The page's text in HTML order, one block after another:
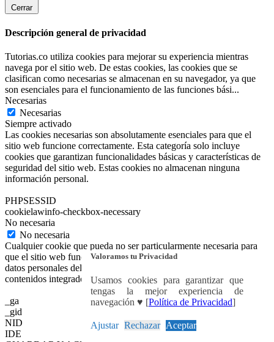
Valoramos tu Privacidad
Usamos cookies para garantizar que
tengas la mejor experiencia de
navegación ♥ [Política de Privacidad]
Ajustar Rechazar Aceptar
Cerrar
Descripción general de privacidad
Tutorias.co utiliza cookies para mejorar su experiencia mientras
navega por el sitio web. De estas cookies, las cookies que se
clasifican como necesarias se almacenan en su navegador, ya que
son esenciales para el funcionamiento de las funciones bási...
Necesarias
Necesarias
Siempre activado
Las cookies necesarias son absolutamente esenciales para que el
sitio web funcione correctamente. Esta categoría solo incluye
cookies que garantizan funcionalidades básicas y características de
seguridad del sitio web. Estas cookies no almacenan ninguna
información personal.
PHPSESSID
cookielawinfo-checkbox-necessary
No necesaria
No necesaria
Cualquier cookie que pueda no ser particularmente necesaria para
que el sitio web funcione y se utilice específicamente para recopilar
datos personales del usuario a través de análisis, anuncios y otros
contenidos integrados se denomina cookie no necesaria.
_ga
_gid
NID
IDE